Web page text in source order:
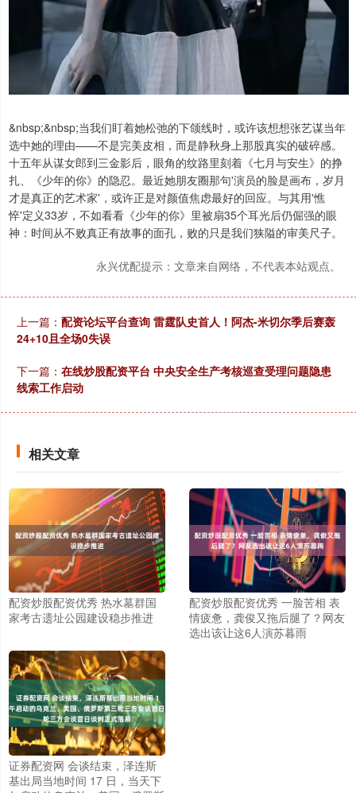
&nbsp;&nbsp;当我们盯着她松弛的下颌线时，或许该想想张艺谋当年
选中她的理由——不是完美皮相，而是静秋身上那股真实的破碎感。
十五年从谋女郎到三金影后，眼角的纹路里刻着《七月与安生》的挣
扎、《少年的你》的隐忍。最近她朋友圈那句'演员的脸是画布，岁月
才是真正的艺术家'，或许正是对颜值焦虑最好的回应。与其用'憔
悴'定义33岁，不如看看《少年的你》里被扇35个耳光后仍倔强的眼
神：时间从不败真正有故事的面孔，败的只是我们狭隘的审美尺子。
永兴优配提示：文章来自网络，不代表本站观点。
上一篇： 配资论坛平台查询 雷霆队史首人！阿杰-米切尔季后赛轰
24+10且全场0失误
下一篇： 在线炒股配资平台 中央安全生产考核巡查受理问题隐患
线索工作启动
相关文章
配资炒股配资优秀 热水墓群国
家考古遗址公园建设稳步推进
配资炒股配资优秀 一脸苦相 表
情疲惫，龚俊又拖后腿了？网友
选出该让这6人演苏暮雨
证券配资网 会谈结束，泽连斯
基出局当地时间 17 日，当天下